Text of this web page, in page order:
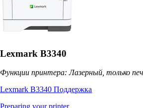
Lexmark B3340
Функции принтера: Лазерный, только
Lexmark B3340 Поддержка